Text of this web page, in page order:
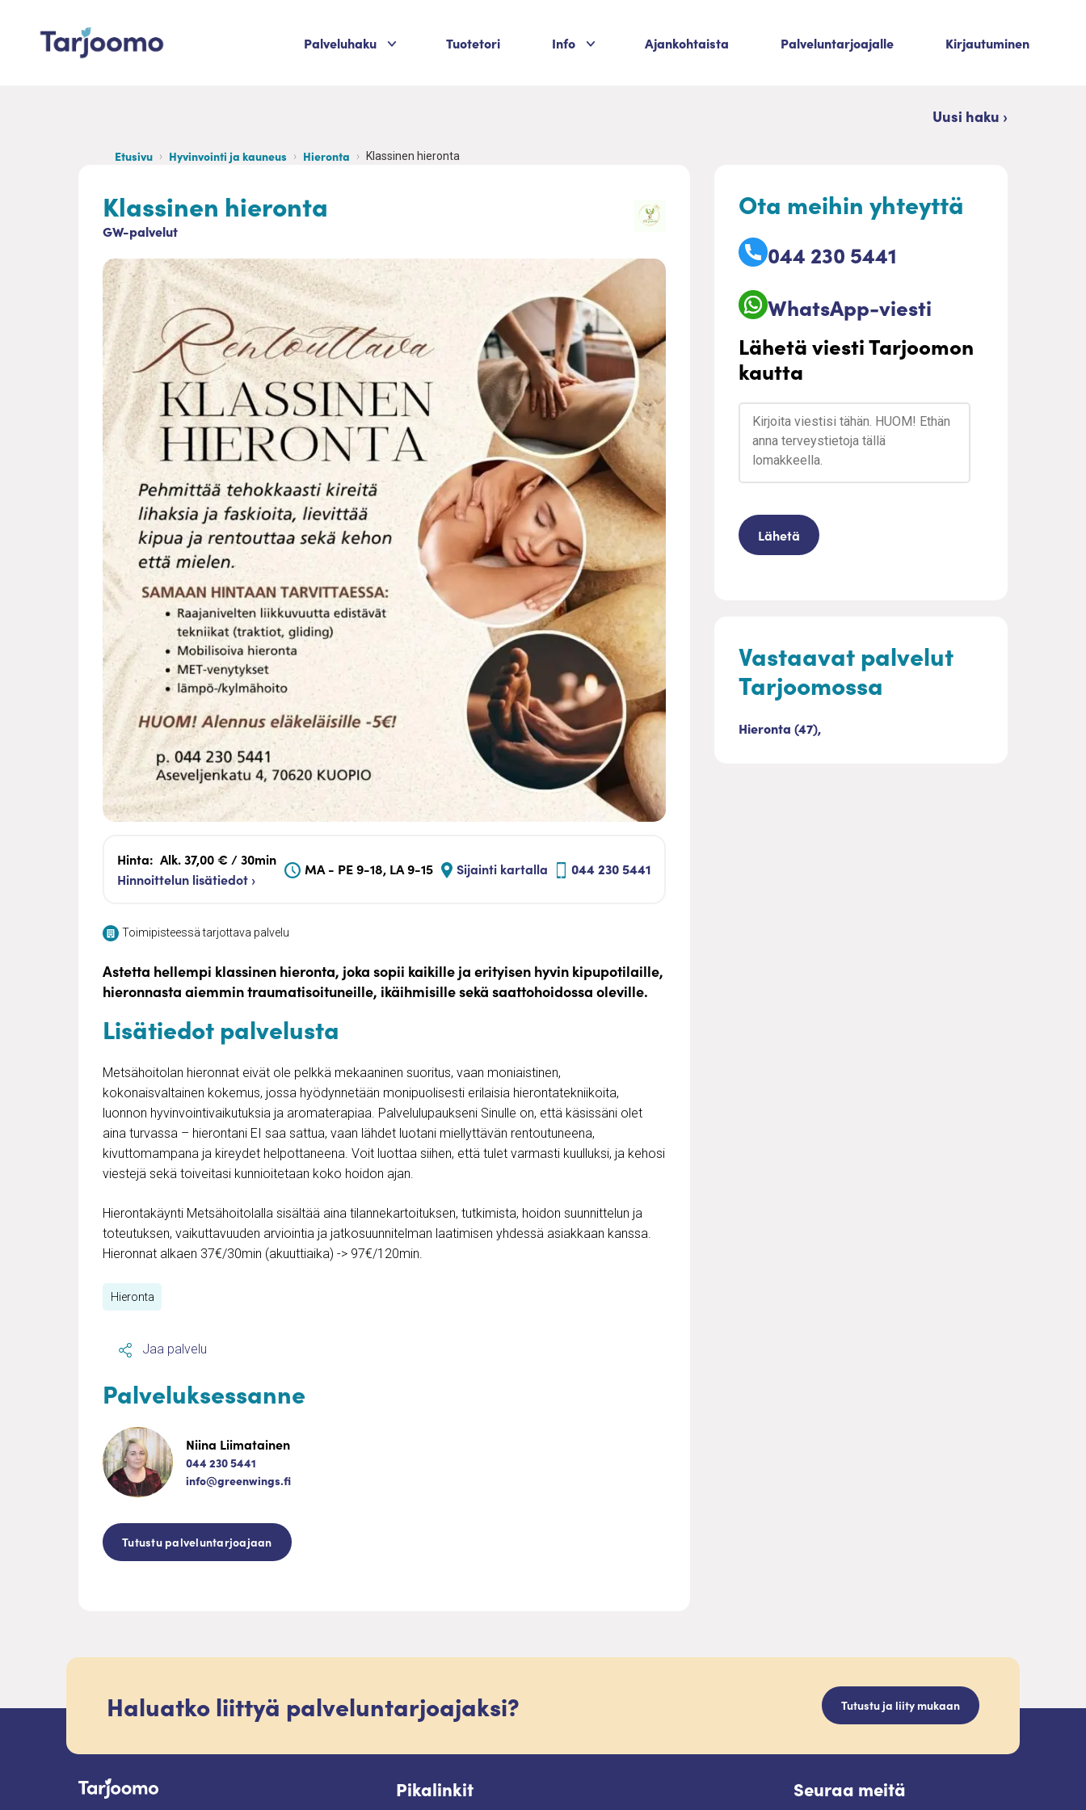
Palveluhaku Palvelukategoriat
Tuotetori Info Palvelukategoriat
Ajankohtaista Palveluntarjoajalle Kirjautuminen
Uusi haku ›
Etusivu Hyvinvointi ja kauneus Hieronta Klassinen hieronta
Klassinen hieronta
GW-palvelut
Hinta: Alk. 37,00 € / 30min
Hinnoittelun lisätiedot ›
MA - PE 9-18, LA 9-15 Sijainti kartalla 044 230 5441
Toimipisteessä tarjottava palvelu
Astetta hellempi klassinen hieronta, joka sopii kaikille ja erityisen hyvin kipupotilaille,
hieronnasta aiemmin traumatisoituneille, ikäihmisille sekä saattohoidossa oleville.
Lisätiedot palvelusta
Metsähoitolan hieronnat eivät ole pelkkä mekaaninen suoritus, vaan moniaistinen,
kokonaisvaltainen kokemus, jossa hyödynnetään monipuolisesti erilaisia hierontatekniikoita,
luonnon hyvinvointivaikutuksia ja aromaterapiaa. Palvelulupaukseni Sinulle on, että käsissäni olet
aina turvassa – hierontani EI saa sattua, vaan lähdet luotani miellyttävän rentoutuneena,
kivuttomampana ja kireydet helpottaneena. Voit luottaa siihen, että tulet varmasti kuulluksi, ja kehosi
viestejä sekä toiveitasi kunnioitetaan koko hoidon ajan.
Hierontakäynti Metsähoitolalla sisältää aina tilannekartoituksen, tutkimista, hoidon suunnittelun ja
toteutuksen, vaikuttavuuden arviointia ja jatkosuunnitelman laatimisen yhdessä asiakkaan kanssa.
Hieronnat alkaen 37€/30min (akuuttiaika) -> 97€/120min.
Hieronta
Jaa palvelu
Palveluksessanne
Niina Liimatainen
044 230 5441
info@greenwings.fi
Tutustu palveluntarjoajaan
Vastaavat palvelut
Tarjoomossa
Hieronta (47),
Ota meihin yhteyttä
044 230 5441
WhatsApp-viesti
Lähetä viesti Tarjoomon
kautta
Haluatko liittyä palveluntarjoajaksi? Tutustu ja liity mukaan
Pikalinkit Seuraa meitä